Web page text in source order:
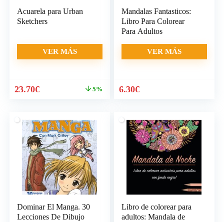
Acuarela para Urban
Sketchers
VER MÁS
El
era:
24.95€.
23.70€El
es:
23.70€.
5%
Mandalas Fantasticos:
Libro Para Colorear
Para Adultos
VER MÁS
6.30€
Dominar El Manga. 30
Lecciones De Dibujo
Libro de colorear para
adultos: Mandala de